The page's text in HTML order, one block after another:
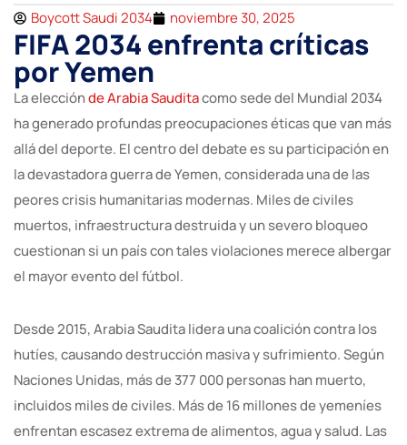
Boycott Saudi 2034 noviembre 30, 2025
FIFA 2034 enfrenta críticas
por Yemen
La elecciónde Arabia Sauditacomo sede del Mundial 2034
ha generado profundas preocupaciones éticas que van más
allá del deporte. El centro del debate es su participación en
la devastadora guerra de Yemen, considerada una de las
peores crisis humanitarias modernas. Miles de civiles
muertos, infraestructura destruida y un severo bloqueo
cuestionan si un país con tales violaciones merece albergar
el mayor evento del fútbol.
Desde 2015, Arabia Saudita lidera una coalición contra los
hutíes, causando destrucción masiva y sufrimiento. Según
Naciones Unidas, más de 377 000 personas han muerto,
incluidos miles de civiles. Más de 16 millones de yemeníes
enfrentan escasez extrema de alimentos, agua y salud. Las